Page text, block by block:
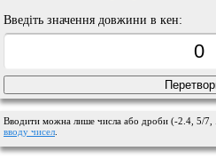
Введіть значення довжини в кен:
Вводити можна лише числа або дроби (-2.4, 5/7,
вводу чисел